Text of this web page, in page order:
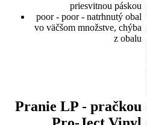
priesvitnou páskou
poor - poor - natrhnutý obal
vo väčšom množstve, chýba
z obalu
Pranie LP - pračkou